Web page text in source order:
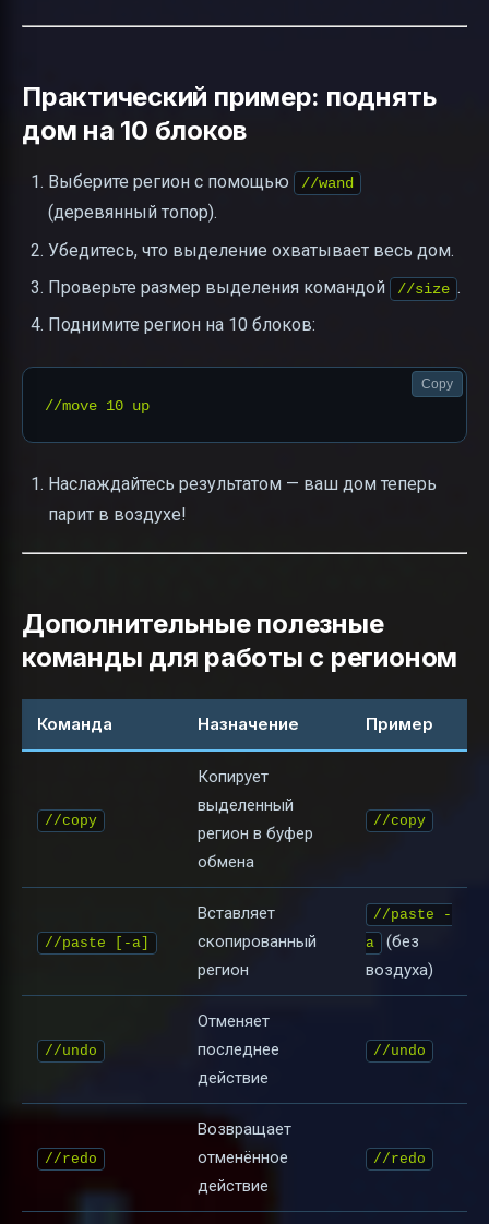
Практический пример: поднять
дом на 10 блоков
Выберите регион с помощью //wand
(деревянный топор).
Убедитесь, что выделение охватывает весь дом.
Проверьте размер выделения командой
//size .
Поднимите регион на 10 блоков:
Copy
Наслаждайтесь результатом — ваш дом теперь
парит в воздухе!
Дополнительные полезные
команды для работы с регионом
Команда Назначение Пример
//copy
Копирует
выделенный
регион в буфер
обмена
//copy
//paste [-a]
Вставляет
скопированный
регион
//paste -
a
(без
воздуха)
//undo
Отменяет
последнее
действие
//undo
//redo
Возвращает
отменённое
действие
//redo